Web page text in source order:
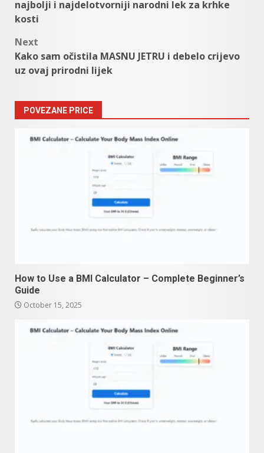
najbolji i najdelotvorniji narodni lek za krhke
kosti
Next
Kako sam očistila MASNU JETRU i debelo crijevo
uz ovaj prirodni lijek
POVEZANE PRICE
How to Use a BMI Calculator – Complete Beginner’s
Guide
October 15, 2025